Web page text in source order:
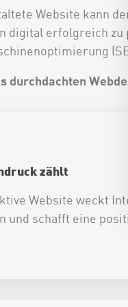
Website kann
digital erfolgreich
durchdachten
zählt
Website weckt
und schafft eine